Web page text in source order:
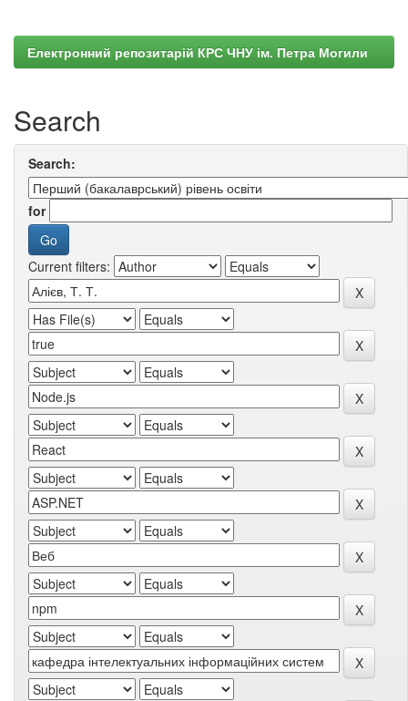
Електронний репозитарій КРС ЧНУ ім. Петра Могили
Search
Search:
for
Current filters: